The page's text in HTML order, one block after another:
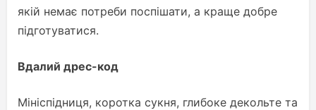
якій немає потреби поспішати, а краще добре
підготуватися.
Вдалий дрес-код
Мініспідниця, коротка сукня, глибоке декольте та